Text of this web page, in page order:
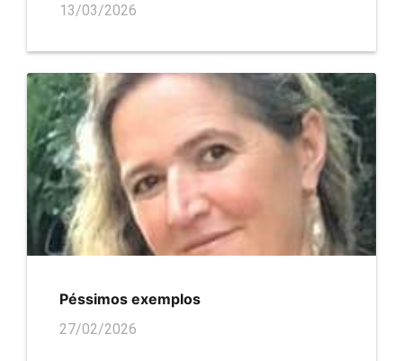
13/03/2026
Péssimos exemplos
27/02/2026